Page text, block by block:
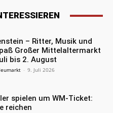
– Ritter, Musik und
Großer Mittelaltermarkt
bis 2. August
- 9. Juli 2026
spielen um WM-Ticket:
reichen